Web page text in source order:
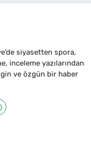
siyasetten spora,
inceleme yazılarından
ve özgün bir haber